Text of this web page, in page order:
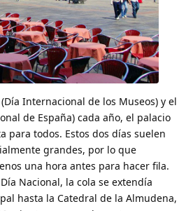
Internacional de los Museos) y el
de España) cada año, el palacio
para todos. Estos dos días suelen
grandes, por lo que
una hora antes para hacer fila.
Nacional, la cola se extendía
hasta la Catedral de la Almudena,